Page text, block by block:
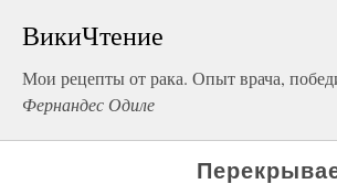
ВикиЧтение
Мои рецепты от рака. Опыт врача,
Фернандес Одиле